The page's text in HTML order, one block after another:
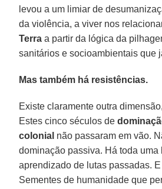
levou a um limiar de
da violência, a viver nos
Terra a partir da lógica da
sanitários e socioambientais que
Mas também há resistências.
Existe claramente outra
Estes cinco séculos de
colonial não passaram em vão.
dominação passiva. Há toda uma
aprendizado de lutas passadas.
Sementes de humanidade que